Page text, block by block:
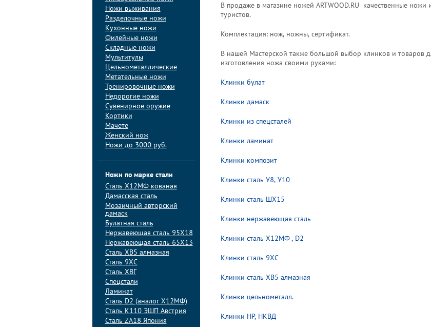
Ножи выживания
Разделочные ножи
Кухонные ножи
Филейные ножи
Складные ножи
Мультитулы
Цельнометаллические
Метательные ножи
Тренировочные ножи
Недорогие ножи
Сувенирное оружие
Кортики
Мачете
Женский нож
Ножи до 3000 руб.
Ножи по марке стали
Сталь Х12МФ кованая
Дамасская сталь
Мозаичный авторский
дамаск
Булатная сталь
Нержавеющая сталь 95Х18
Нержавеющая сталь 65Х13
Сталь ХВ5 алмазная
Сталь 9ХС
Сталь ХВГ
Спецстали
Ламинат
Сталь D2 (аналог Х12МФ)
Сталь K110 ЭШП Австрия
Сталь ZA18 Япония
В продаже в магазине ножей ARTWOOD.RU качественные ножи
туристов.
Комплектация: нож, ножны, сертификат.
В нашей Мастерской также большой выбор клинков и товаров
изготовления ножа своими руками:
Клинки булат
Клинки дамаск
Клинки из спецсталей
Клинки ламинат
Клинки композит
Клинки сталь У8, У10
Клинки сталь ШХ15
Клинки нержавеющая сталь
Клинки сталь Х12МФ , D2
Клинки сталь 9ХС
Клинки сталь ХВ5 алмазная
Клинки цельнометалл.
Клинки НP, НКВД